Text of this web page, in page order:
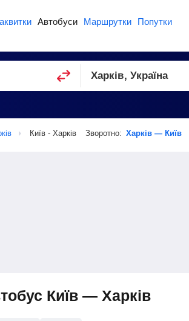
Автобуси Маршрутки Попутки
Київ - Харків Зворотно: Харків — Київ
Київ — Харків